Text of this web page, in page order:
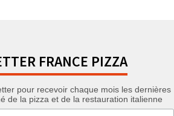
FRANCE PIZZA
pour recevoir chaque mois les dernières
de la pizza et de la restauration italienne